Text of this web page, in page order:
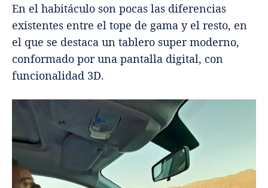
En el habitáculo son pocas las diferencias
existentes entre el tope de gama y el resto, en
el que se destaca un tablero super moderno,
conformado por una pantalla digital, con
funcionalidad 3D.